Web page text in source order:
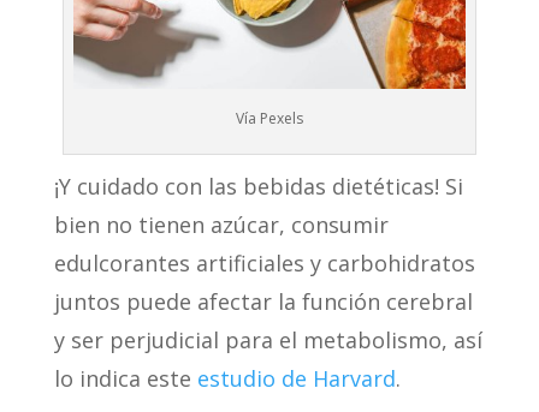
Vía Pexels
¡Y cuidado con las bebidas dietéticas! Si
bien no tienen azúcar, consumir
edulcorantes artificiales y carbohidratos
juntos puede afectar la función cerebral
y ser perjudicial para el metabolismo, así
lo indica este estudio de Harvard.